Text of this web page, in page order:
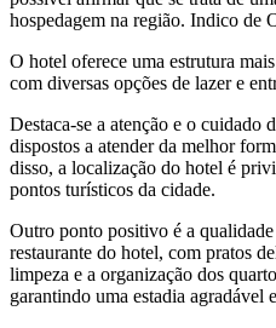
hospedagem na região. Indico de
O hotel oferece uma estrutura
com diversas opções de lazer e
Destaca-se a atenção e o cuidado
dispostos a atender da melhor
disso, a localização do hotel é
pontos turísticos da cidade.
Outro ponto positivo é a
restaurante do hotel, com pratos
limpeza e a organização dos
garantindo uma estadia agradável